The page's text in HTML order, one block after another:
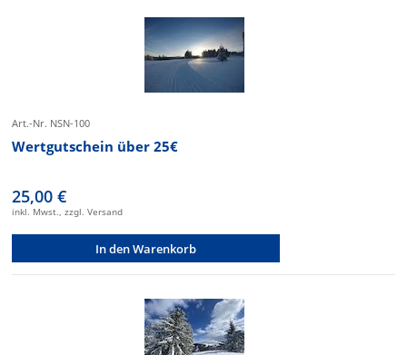
Art.-Nr. NSN-100
Wertgutschein über 25€
25,00 €
inkl. Mwst., zzgl. Versand
In den Warenkorb